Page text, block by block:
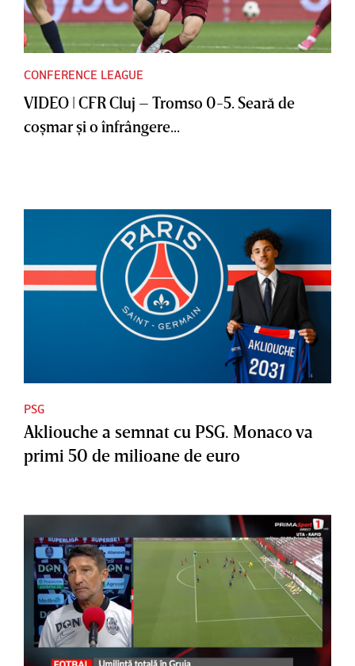
CONFERENCE LEAGUE
VIDEO | CFR Cluj – Tromso 0-5. Seară de
coşmar şi o înfrângere...
PSG
Akliouche a semnat cu PSG. Monaco va
primi 50 de milioane de euro